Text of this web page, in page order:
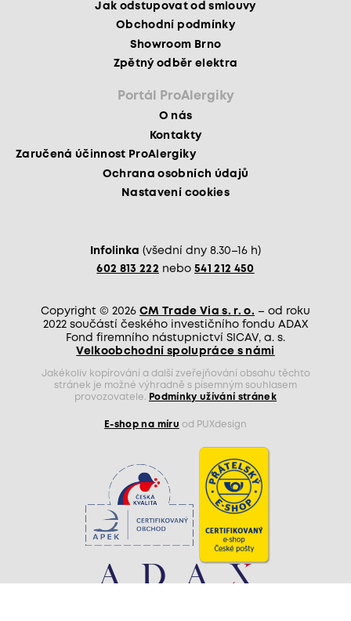
Jak odstupovat od smlouvy
Obchodní podmínky
Showroom Brno
Zpětný odběr elektra
Portál ProAlergiky
O nás
Kontakty
Zaručená účinnost ProAlergiky
Ochrana osobních údajů
Nastavení cookies
Infolinka (všední dny 8.30–16 h)
602 813 222 nebo 541 212 450
Copyright © 2026 CM Trade Via s. r. o. – od roku
2022 součástí českého investičního fondu ADAX
Fond firemního nástupnictví SICAV, a. s.
Velkoobchodní spolupráce s námi
Jakékoliv kopírování a další zveřejňování obsahu těchto
stránek je možné výhradně s písemným souhlasem
provozovatele.
Podmínky užívání stránek
E-shop na míru od PUXdesign